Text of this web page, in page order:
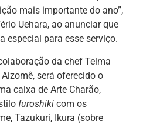
mais importante do ano”,
Uehara, ao anunciar que
especial para esse serviço.
da chef Telma
será oferecido o
caixa de Arte Charão,
furoshiki com os
Tazukuri, Ikura (sobre